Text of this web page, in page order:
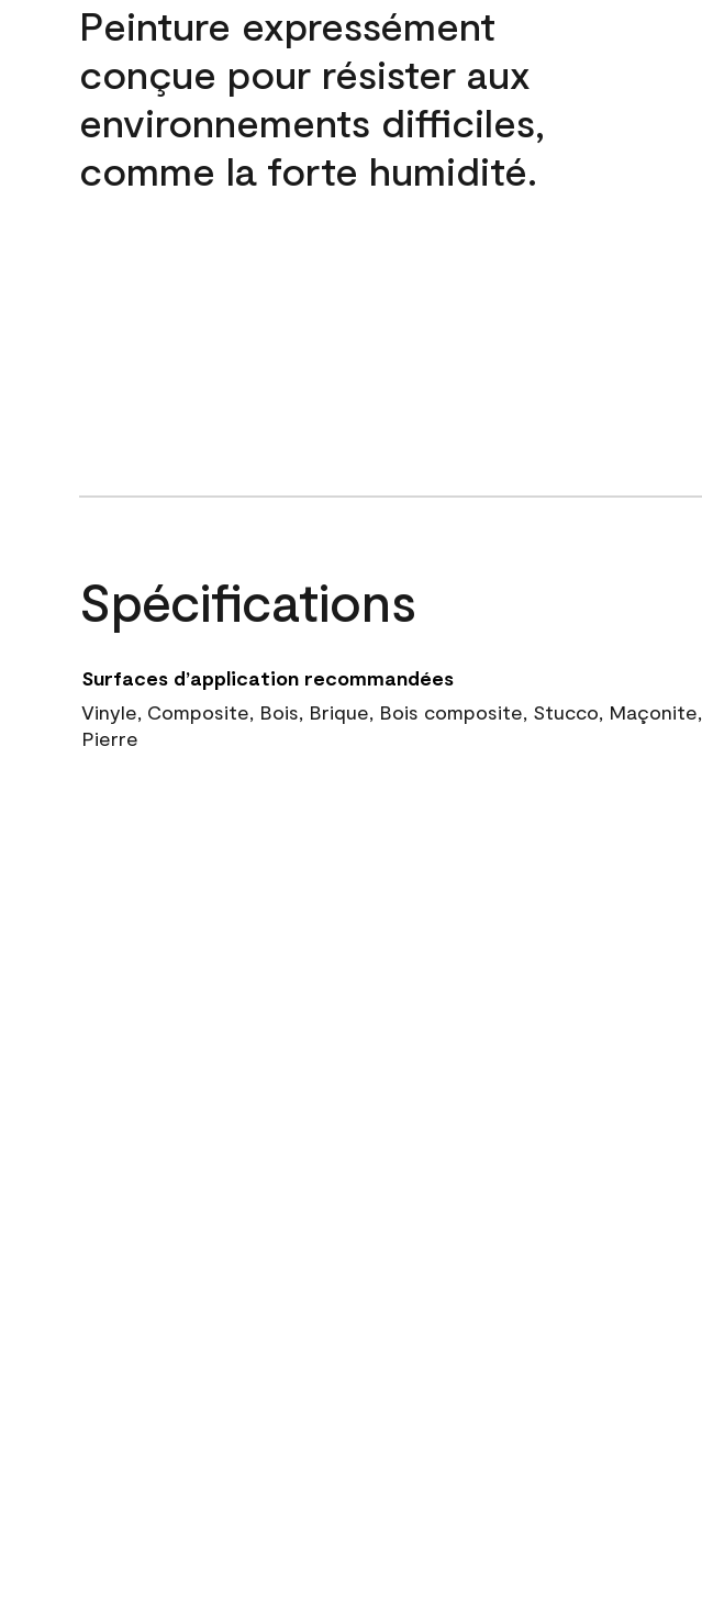
Peinture expressément
conçue pour résister aux
environnements difficiles,
comme la forte humidité.
Spécifications
Surfaces d’application recommandées
Vinyle, Composite, Bois, Brique, Bois composite, Stucco, Maçonite,
Pierre